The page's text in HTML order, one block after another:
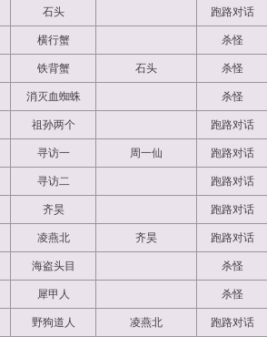
石头 跑路对话
横行蟹 杀怪
铁背蟹 石头 杀怪
消灭血蜘蛛 杀怪
祖孙两个 跑路对话
寻访一 周一仙 跑路对话
寻访二 跑路对话
齐昊 跑路对话
凌燕北 齐昊 跑路对话
海盗头目 杀怪
犀甲人 杀怪
野狗道人 凌燕北 跑路对话